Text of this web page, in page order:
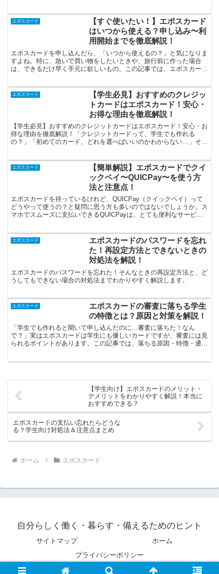
エポスカード
【すぐ使いたい！】エポスカード
はいつから使える？申し込み〜利
用開始までを徹底解説！
エポスカードを申し込んだら、「いつから使えるの？」と気になりま
すよね。特に、急いで買い物をしたいときや、旅行前に作った場合
は、できるだけ早く手元に欲しいもの。この記事では、エポスカード
エポスカード
【学生必見】おすすめのクレジッ
トカードはエポスカード！安心・
お得な理由を徹底解説！
【学生必見】おすすめのクレジットカードはエポスカード！安心・お
得な理由を徹底解説！「クレジットカードって、学生でも作れる
の？」「初めてのカード、どれを選べばいいのかわからない…」そん
エポスカード
【簡単解説】エポスカードでクイ
ックペイ〜QUICPay〜を使う方
法と注意点！
エポスカードを持っているけれど、QUICPay（クイックペイ）って
どうやって使うの？と疑問に思う方も多いのではないでしょうか。ス
マホでスムーズに支払いできるQUICPayは、とても便利なサービス
エポスカード
エポスカードのパスワードを忘れ
た！再設定方法とできないときの
対処法を解説！
エポスカードのパスワードを忘れた！そんなときの再設定方法と、ど
うしてもできない場合の対処法までわかりやすく解説します。
エポスカード
エポスカードの審査に落ちる学生
の特徴とは？原因と対策を解説！
「学生でも作れると聞いて申し込んだのに…審査に落ちた！なん
で？」実はエポスカードは学生にも優しいカードですが、審査には見
られるポイントがあります。この記事では、落ちる原因・特徴・通過
【学生向け】エポスカードのメリット・
デメリットをわかりやすく解説！本当に
おすすめできる？
エポスカードの支払い忘れたらどうな
る？学生向け対処法＆注意点まとめ
ホーム エポスカード
自分らしく働く・暮らす・備えるためのヒント
サイトマップ
ホーム
プライバシーポリシー
© 2023 自分らしく働く・暮らす・備えるためのヒント.